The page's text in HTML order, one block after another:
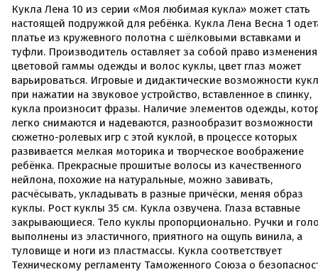
Кукла Лена 10 из серии «Моя любимая кукла» может стать
настоящей подружкой для ребёнка. Кукла Лена Весна 1
платье из кружевного полотна с шёлковыми вставками и
туфли. Производитель оставляет за собой право изменения
цветовой гаммы одежды и волос куклы, цвет глаз может
варьироваться. Игровые и дидактические возможности
при нажатии на звуковое устройство, вставленное в спинку,
кукла произносит фразы. Наличие элементов одежды,
легко снимаются и надеваются, разнообразит возможности
сюжетно-ролевых игр с этой куклой, в процессе которых
развивается мелкая моторика и творческое воображение
ребёнка. Прекрасные прошитые волосы из качественного
нейлона, похожие на натуральные, можно завивать,
расчёсывать, укладывать в разные причёски, меняя образ
куклы. Рост куклы 35 см. Кукла озвучена. Глаза вставные
закрывающиеся. Тело куклы пропорционально. Ручки и
выполнены из эластичного, приятного на ощупь винила, а
туловище и ноги из пластмассы. Кукла соответствует
Техническому регламенту Таможенного Союза о